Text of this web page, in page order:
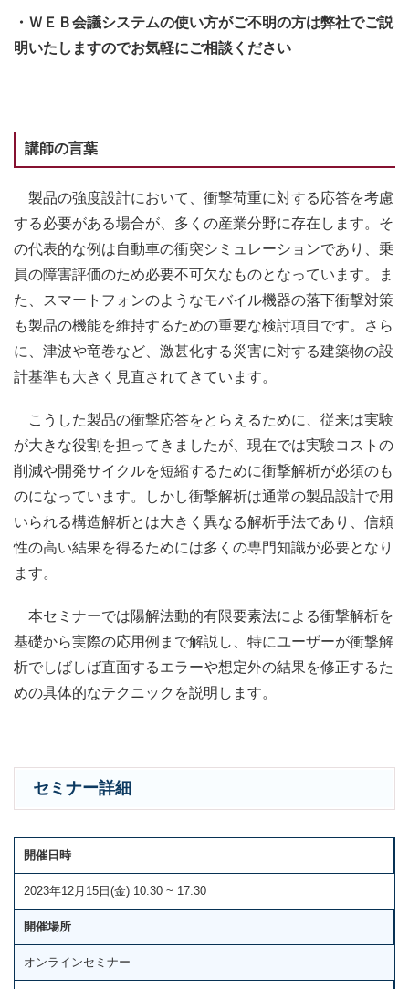
・ＷＥＢ会議システムの使い方がご不明の方は弊社でご説
明いたしますのでお気軽にご相談ください
講師の言葉
製品の強度設計において、衝撃荷重に対する応答を考慮
する必要がある場合が、多くの産業分野に存在します。そ
の代表的な例は自動車の衝突シミュレーションであり、乗
員の障害評価のため必要不可欠なものとなっています。ま
た、スマートフォンのようなモバイル機器の落下衝撃対策
も製品の機能を維持するための重要な検討項目です。さら
に、津波や竜巻など、激甚化する災害に対する建築物の設
計基準も大きく見直されてきています。
こうした製品の衝撃応答をとらえるために、従来は実験
が大きな役割を担ってきましたが、現在では実験コストの
削減や開発サイクルを短縮するために衝撃解析が必須のも
のになっています。しかし衝撃解析は通常の製品設計で用
いられる構造解析とは大きく異なる解析手法であり、信頼
性の高い結果を得るためには多くの専門知識が必要となり
ます。
本セミナーでは陽解法動的有限要素法による衝撃解析を
基礎から実際の応用例まで解説し、特にユーザーが衝撃解
析でしばしば直面するエラーや想定外の結果を修正するた
めの具体的なテクニックを説明します。
セミナー詳細
開催日時
2023年12月15日(金) 10:30 ~ 17:30
開催場所
オンラインセミナー